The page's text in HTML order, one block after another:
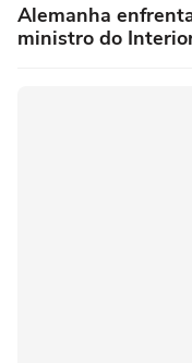
Alemanha
ministro do